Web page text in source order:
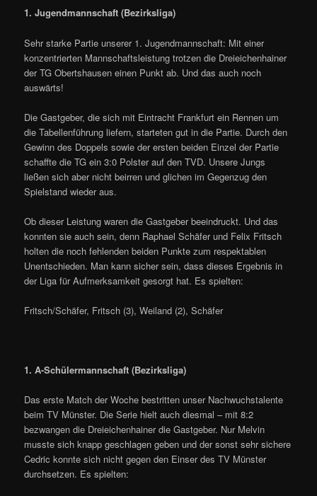
1. Jugendmannschaft (Bezirksliga)
Sehr starke Partie unserer 1. Jugendmannschaft: Mit einer
konzentrierten Mannschaftsleistung trotzen die Dreieichenhainer
der TG Obertshausen einen Punkt ab. Und das auch noch
auswärts!
Die Gastgeber, die sich mit Eintracht Frankfurt ein Rennen um
die Tabellenführung liefern, starteten gut in die Partie. Durch den
Gewinn des Doppels sowie der ersten beiden Einzel der Partie
schaffte die TG ein 3:0 Polster auf den TVD. Unsere Jungs
ließen sich aber nicht beirren und glichen im Gegenzug den
Spielstand wieder aus.
Ob dieser Leistung waren die Gastgeber beeindruckt. Und das
konnten sie auch sein, denn Raphael Schäfer und Felix Fritsch
holten die noch fehlenden beiden Punkte zum respektablen
Unentschieden. Man kann sicher sein, dass dieses Ergebnis in
der Liga für Aufmerksamkeit gesorgt hat. Es spielten:
Fritsch/Schäfer, Fritsch (3), Weiland (2), Schäfer
1. A-Schülermannschaft (Bezirksliga)
Das erste Match der Woche bestritten unser Nachwuchstalente
beim TV Münster. Die Serie hielt auch diesmal – mit 8:2
bezwangen die Dreieichenhainer die Gastgeber. Nur Melvin
musste sich knapp geschlagen geben und der sonst sehr sichere
Cedric konnte sich nicht gegen den Einser des TV Münster
durchsetzen. Es spielten: